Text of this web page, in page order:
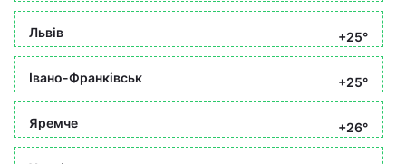
Львів +25°
Івано-Франківськ +25°
Яремче +26°